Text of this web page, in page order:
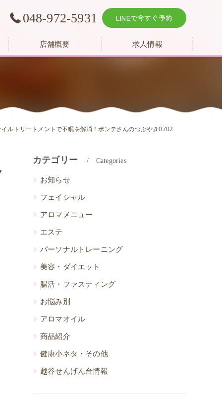
048-972-5931 LINEで今すぐ予約
店舗概要 求人情報
イルトリートメントで不眠を解消！ポンテさんのつぶやき0702
カテゴリー Categories
お知らせ
フェイシャル
アロマメニュー
エステ
パーソナルトレーニング
美容・ダイエット
腸活・ファスティング
お悩み別
アロマオイル
商品紹介
健康小ネタ・その他
越谷せんげん台情報